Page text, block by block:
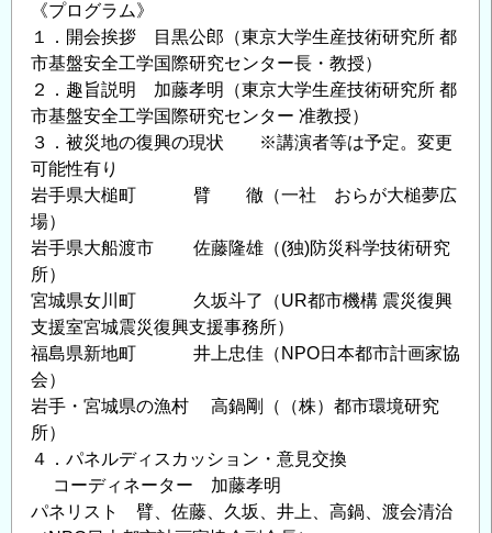
《プログラム》
１．開会挨拶 目黒公郎（東京大学生産技術研究所 都
市基盤安全工学国際研究センター長・教授）
２．趣旨説明 加藤孝明（東京大学生産技術研究所 都
市基盤安全工学国際研究センター 准教授）
３．被災地の復興の現状 ※講演者等は予定。変更
可能性有り
岩手県大槌町 臂 徹（一社 おらが大槌夢広
場）
岩手県大船渡市 佐藤隆雄（(独)防災科学技術研究
所）
宮城県女川町 久坂斗了（UR都市機構 震災復興
支援室宮城震災復興支援事務所）
福島県新地町 井上忠佳（NPO日本都市計画家協
会）
岩手・宮城県の漁村 高鍋剛（（株）都市環境研究
所）
４．パネルディスカッション・意見交換
コーディネーター 加藤孝明
パネリスト 臂、佐藤、久坂、井上、高鍋、渡会清治